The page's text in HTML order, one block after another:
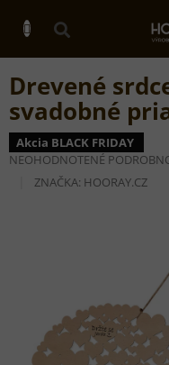
obsah
Drevené
svadobné
Akcia BLACK FRIDAY
PRIEMERNÉ
HODNOTENIE
PRODUKTU
NEOHODNOTENÉ
ZNAČKA: HOORAY.CZ